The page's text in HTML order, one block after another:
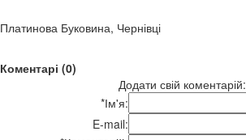
Платинова Буковина, Чернівці
Коментарі (0)
Додати свій коментарій:
*Ім'я:
E-mail: